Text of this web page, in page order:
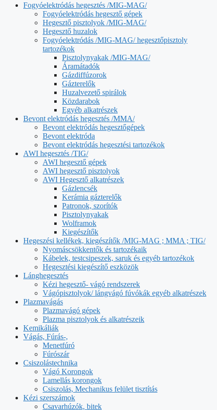
Fogyóelektródás hegesztés /MIG-MAG/
Fogyóelektródás hegesztő gépek
Hegesztő pisztolyok /MIG-MAG/
Hegesztő huzalok
Fogyóelektródás /MIG-MAG/ hegesztőpisztoly
tartozékok
Pisztolynyakak /MIG-MAG/
Áramátadók
Gázdiffúzorok
Gázterelők
Huzalvezető spirálok
Közdarabok
Egyéb alkatrészek
Bevont elektródás hegesztés /MMA/
Bevont elektródás hegesztőgépek
Bevont elektróda
Bevont elektródás hegesztési tartozékok
AWI hegesztés /TIG/
AWI hegesztő gépek
AWI hegesztő pisztolyok
AWI Hegesztő alkatrészek
Gázlencsék
Kerámia gázterelők
Patronok, szorítók
Pisztolynyakak
Wolframok
Kiegészítők
Hegeszési kellékek, kiegészítők /MIG-MAG ; MMA ; TIG/
Nyomáscsökkentők és tartozékaik
Kábelek, testcsipeszek, saruk és egyéb tartozékok
Hegesztési kiegészítő eszközök
Lánghegesztés
Kézi hegesztő- vágó rendszerek
Vágópisztolyok/ lángvágó fúvókák egyéb alkatrészek
Plazmavágás
Plazmavágó gépek
Plazma pisztolyok és alkatrészeik
Kemikáliák
Vágás, Fúrás-,
Menetfúró
Fúrószár
Csiszolástechnika
Vágó Korongok
Lamellás korongok
Csiszolás, Mechanikus felület tisztítás
Kézi szerszámok
Csavarhúzók, bitek